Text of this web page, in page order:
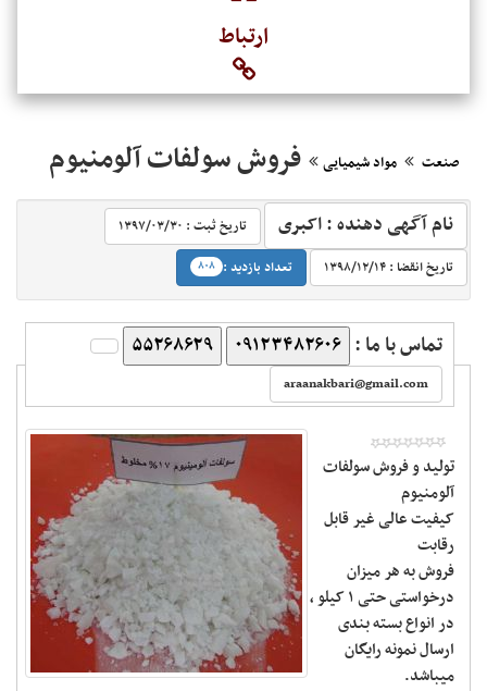
ارتباط
صنعت مواد شیمیایی فروش سولفات آلومنیوم
نام آگهی دهنده : اکبری تاریخ ثبت : ۱۳۹۷/۰۳/۳۰‬
تاریخ انقضا : ۱۳۹۸/۱۲/۱۴‬ تعداد بازدید : ۸۰۸
تماس با ما : ۰۹۱۲۳۴۸۲۶۰۶ ۵۵۲۶۸۶۲۹
araanakbari@gmail.com
تولید و فروش سولفات
آلومنیوم
کیفیت عالی غیر قابل
رقابت
فروش به هر میزان
درخواستی حتی ۱ کیلو ،
در انواع بسته بندی
ارسال نمونه رایگان
میباشد.